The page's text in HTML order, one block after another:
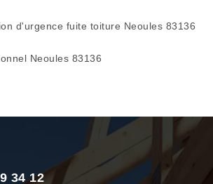
d'urgence fuite toiture Neoules 83136
Neoules 83136
34 12